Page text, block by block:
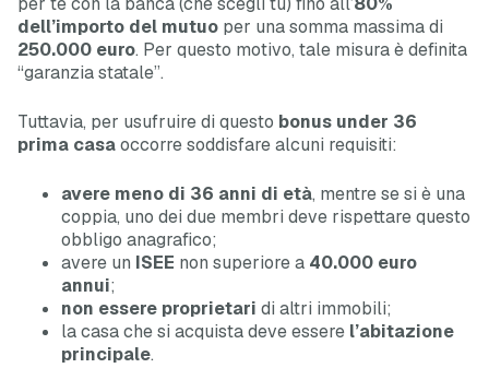
dell’importo del mutuo per una somma massima di
250.000 euro. Per questo motivo, tale misura è definita
“garanzia statale”.
Tuttavia, per usufruire di questo bonus under 36
prima casaoccorre soddisfare alcuni requisiti:
avere meno di 36 anni di età, mentre se si è una
coppia, uno dei due membri deve rispettare questo
obbligo anagrafico;
avere un ISEE non superiore a 40.000 euro
annui;
non essere proprietari di altri immobili;
la casa che si acquista deve essere l’abitazione
principale.